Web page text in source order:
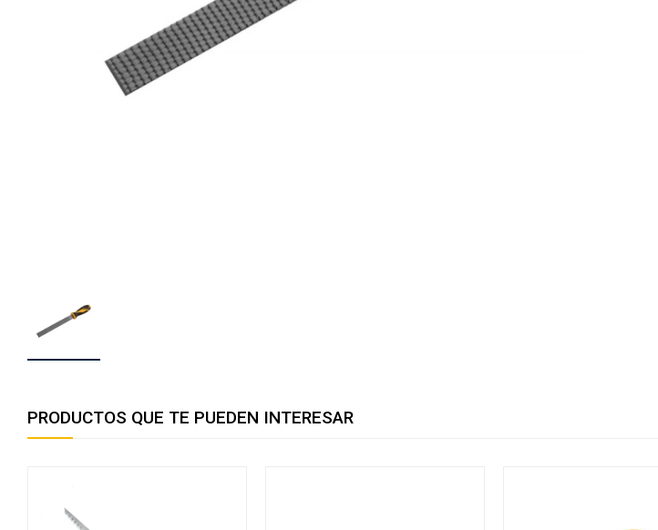
PRODUCTOS QUE TE PUEDEN INTERESAR